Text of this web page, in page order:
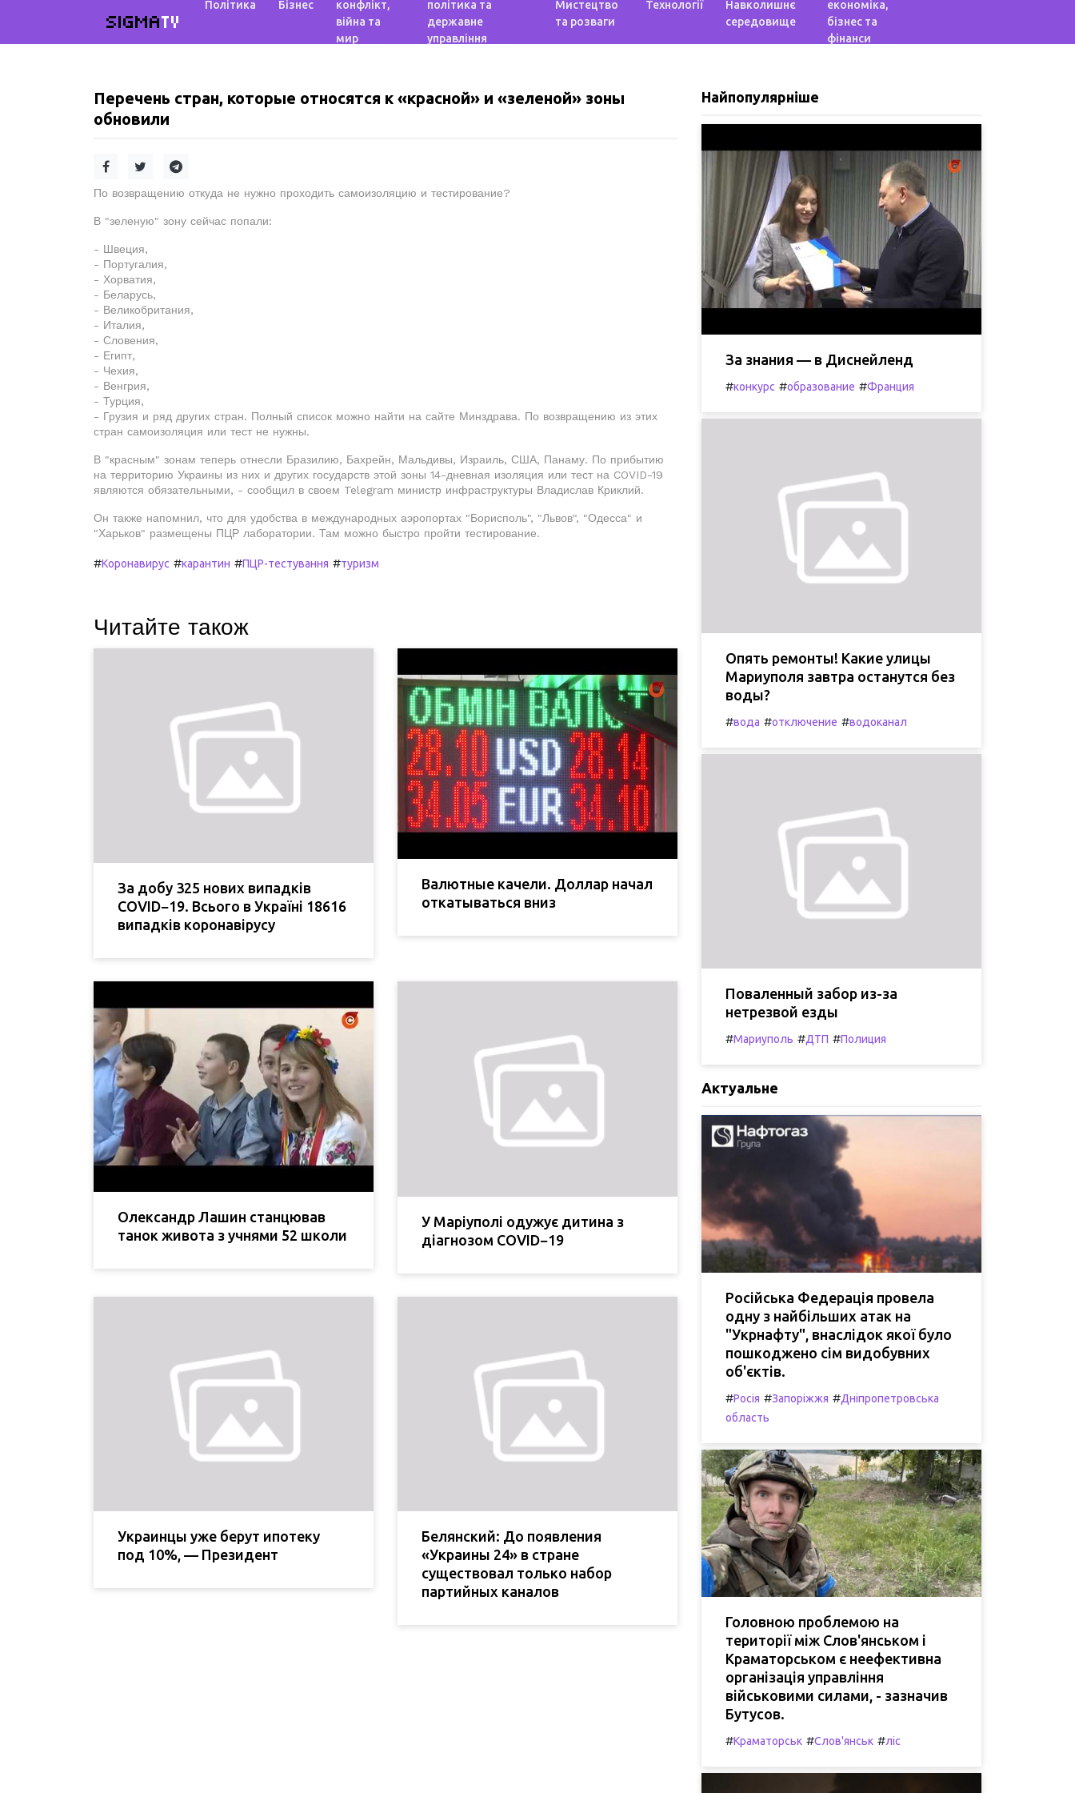
SIGMATV
Політика Бізнес
конфлікт,
війна та
мир
політика та
державне
управління
Мистецтво
та розваги
Технології
Навколишнє
середовище
економіка,
бізнес та
фінанси
Перечень стран, которые относятся к «красной» и «зеленой» зоны
обновили
По возвращению откуда не нужно проходить самоизоляцию и тестирование?
В "зеленую" зону сейчас попали:
- Швеция,
- Португалия,
- Хорватия,
- Беларусь,
- Великобритания,
- Италия,
- Словения,
- Египт,
- Чехия,
- Венгрия,
- Турция,
- Грузия и ряд других стран. Полный список можно найти на сайте Минздрава. По возвращению из этих
стран самоизоляция или тест не нужны.
В "красным" зонам теперь отнесли Бразилию, Бахрейн, Мальдивы, Израиль, США, Панаму. По прибытию
на территорию Украины из них и других государств этой зоны 14-дневная изоляция или тест на COVID-19
являются обязательными, - сообщил в своем Telegram министр инфраструктуры Владислав Криклий.
Он также напомнил, что для удобства в международных аэропортах "Борисполь", "Львов", "Одесса" и
"Харьков" размещены ПЦР лаборатории. Там можно быстро пройти тестирование.
#Коронавирус #карантин #ПЦР-тестування #туризм
Читайте також
За добу 325 нових випадків
COVID−19. Всього в Україні 18616
випадків коронавірусу
Валютные качели. Доллар начал
откатываться вниз
Олександр Лашин станцював
танок живота з учнями 52 школи
У Маріуполі одужує дитина з
діагнозом COVID−19
Украинцы уже берут ипотеку
под 10%, — Президент
Белянский: До появления
«Украины 24» в стране
существовал только набор
партийных каналов
Найпопулярніше
За знания — в Диснейленд
#конкурс #образование #Франция
Опять ремонты! Какие улицы
Мариуполя завтра останутся без
воды?
#вода #отключение #водоканал
Поваленный забор из-за
нетрезвой езды
#Мариуполь #ДТП #Полиция
Актуальне
Російська Федерація провела
одну з найбільших атак на
"Укрнафту", внаслідок якої було
пошкоджено сім видобувних
об'єктів.
#Росія #Запоріжжя #Дніпропетровська
область
Головною проблемою на
території між Слов'янськом і
Краматорськом є неефективна
організація управління
військовими силами, - зазначив
Бутусов.
#Краматорськ #Слов'янськ #ліс